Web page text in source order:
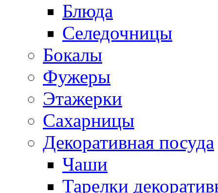
Блюда
Селедочницы
Бокалы
Фужеры
Этажерки
Сахарницы
Декоративная посуда
Чаши
Тарелки